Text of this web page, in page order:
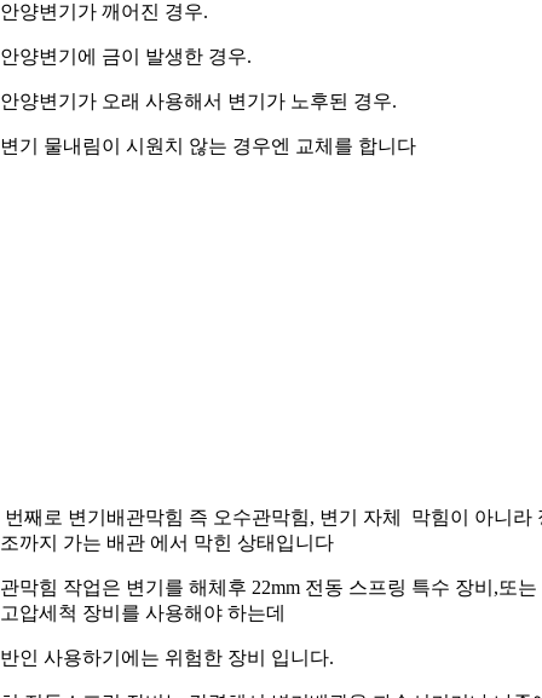
양변기가 깨어진 경우.
양변기에 금이 발생한 경우.
양변기가 오래 사용해서 변기가 노후된 경우.
기 물내림이 시원치 않는 경우엔 교체를 합니다
번째로 변기배관막힘 즉 오수관막힘, 변기 자체 막힘이 아니라
까지 가는 배관 에서 막힌 상태입니다
막힘 작업은 변기를 해체후 22mm 전동 스프링 특수 장비,또는
압세척 장비를 사용해야 하는데
인 사용하기에는 위험한 장비 입니다.